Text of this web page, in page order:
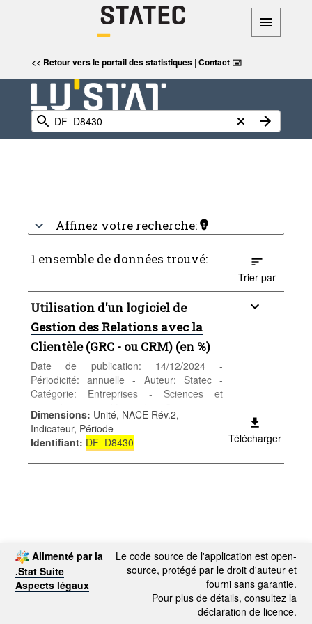
<< Retour vers le portail des statistiques| Contact 🖃
Affinez votre recherche:
1 ensemble de données trouvé:
Trier par
Utilisation d'un logiciel de
Gestion des Relations avec la
Clientèle (GRC - ou CRM) (en %)
Date de publication: 14/12/2024 -
Périodicité: annuelle - Auteur: Statec -
Catégorie: Entreprises - Sciences et
technologies - Mots-clés: Sciences et
technologies, TIC
Dimensions: Unité, NACE Rév.2,
Indicateur, Période
Identifiant: DF_D8430 Télécharger
Alimenté par la
.Stat Suite
Aspects légaux
Le code source de l'application est open-
source, protégé par le droit d'auteur et
fourni sans garantie.
Pour plus de détails, consultez la
déclaration de licence.